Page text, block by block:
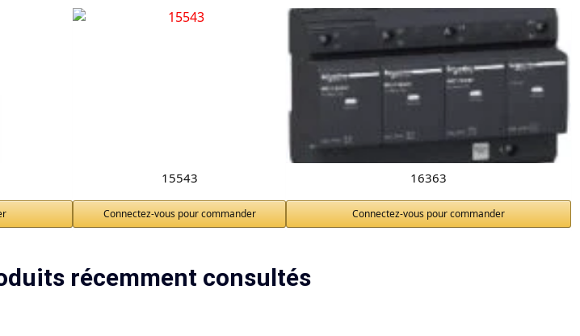
15543
Connectez-vous pour commander
16363
Connectez-vous pour commander
récemment consultés